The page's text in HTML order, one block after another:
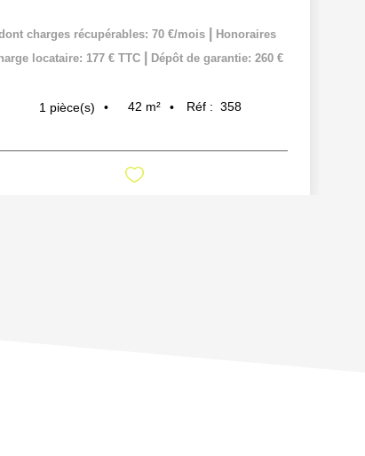
charges récupérables: 70 €/mois
Honoraires
locataire: 177 € TTC
Dépôt de garantie: 260 €
1 pièce(s) 42 m² Réf : 358